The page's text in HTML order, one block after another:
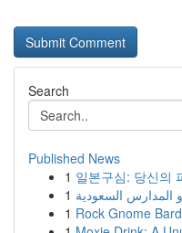
Search
Published News
1 일본구심: 당신의
1 المدارس السعودية
1 Rock Gnome